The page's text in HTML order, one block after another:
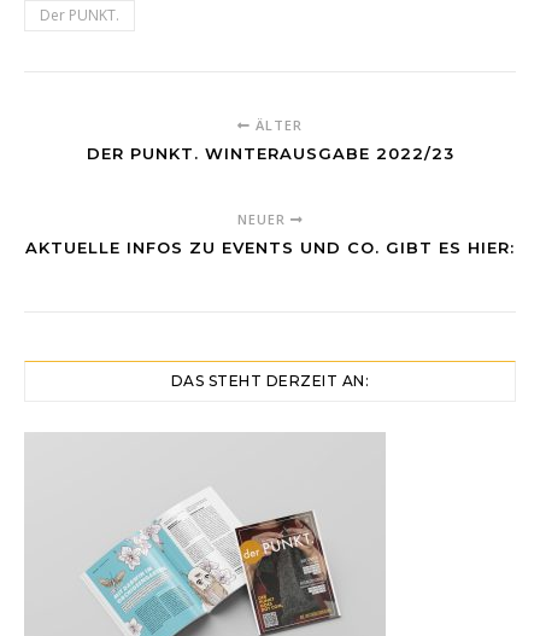
Der PUNKT.
ÄLTER
DER PUNKT. WINTERAUSGABE 2022/23
NEUER
AKTUELLE INFOS ZU EVENTS UND CO. GIBT ES HIER:
DAS STEHT DERZEIT AN: